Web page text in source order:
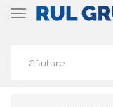
Toggle